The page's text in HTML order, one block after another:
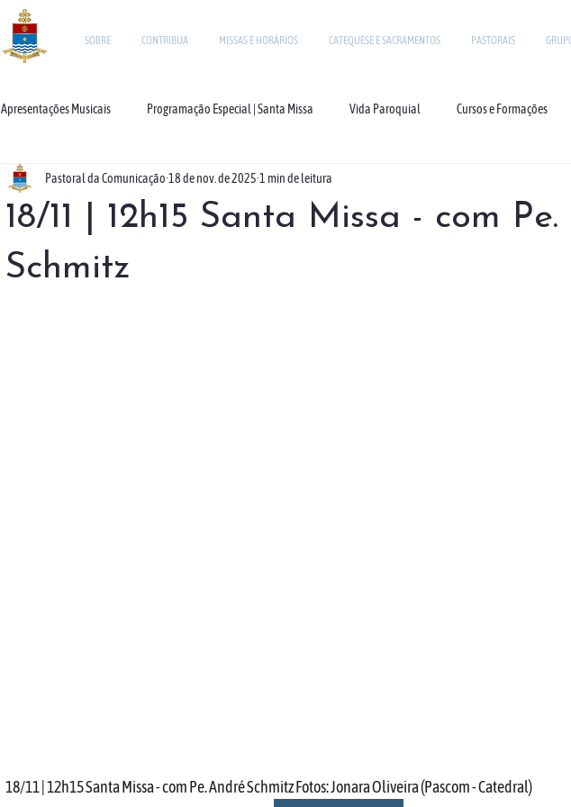
SOBRE CONTRIBUA MISSAS E HORÁRIOS CATEQUESE E SACRAMENTOS PASTORAIS
Apresentações Musicais Programação Especial | Santa Missa Vida Paroquial Cursos e Formações
18/11 | 12h15 Santa Missa - com
Schmitz
Pastoral da Comunicação 18 de nov. de 2025 1 min de leitura
18/11 | 12h15 Santa Missa - com Pe. André Schmitz Fotos: Jonara Oliveira (Pascom - Catedral)